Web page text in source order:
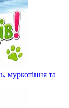
муркотіння та